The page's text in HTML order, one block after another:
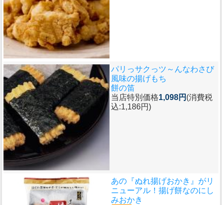
パリっサクっツ～んなわさび
風味の揚げもち
餅の笛
当店特別価格1,098円 (消費税
込:1,186円)
あの『ぬれ揚げおかき』がリ
ニューアル！ 揚げ餅なのにし
みおかき